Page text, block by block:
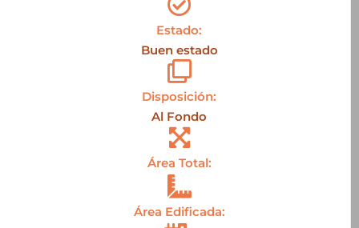
Estado:
Buen estado
Disposición:
Al Fondo
Área Total:
Área Edificada: